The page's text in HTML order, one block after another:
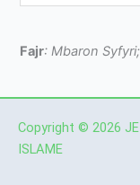
Fajr: Mbaron Syfyri;
Copyright © 2026
ISLAME